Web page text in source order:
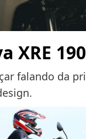
XRE
falando da